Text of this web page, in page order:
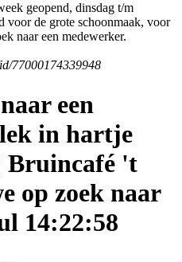
geopend, dinsdag t/m
voor de grote schoonmaak, voor
naar een medewerker.
een
in hartje
Bruincafé 't
op zoek naar
14:22:58